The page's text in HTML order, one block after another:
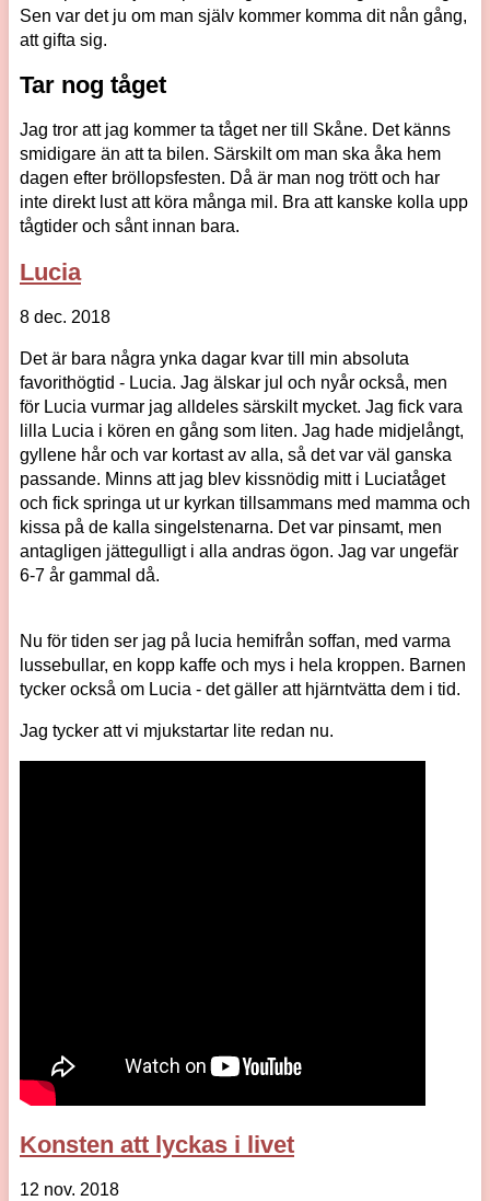
Sen var det ju om man själv kommer komma dit nån gång,
att gifta sig.
Tar nog tåget
Jag tror att jag kommer ta tåget ner till Skåne. Det känns
smidigare än att ta bilen. Särskilt om man ska åka hem
dagen efter bröllopsfesten. Då är man nog trött och har
inte direkt lust att köra många mil. Bra att kanske kolla upp
tågtider och sånt innan bara.
Lucia
8 dec. 2018
Det är bara några ynka dagar kvar till min absoluta
favorithögtid - Lucia. Jag älskar jul och nyår också, men
för Lucia vurmar jag alldeles särskilt mycket. Jag fick vara
lilla Lucia i kören en gång som liten. Jag hade midjelångt,
gyllene hår och var kortast av alla, så det var väl ganska
passande. Minns att jag blev kissnödig mitt i Luciatåget
och fick springa ut ur kyrkan tillsammans med mamma och
kissa på de kalla singelstenarna. Det var pinsamt, men
antagligen jättegulligt i alla andras ögon. Jag var ungefär
6-7 år gammal då.
Nu för tiden ser jag på lucia hemifrån soffan, med varma
lussebullar, en kopp kaffe och mys i hela kroppen. Barnen
tycker också om Lucia - det gäller att hjärntvätta dem i tid.
Jag tycker att vi mjukstartar lite redan nu.
Konsten att lyckas i livet
12 nov. 2018